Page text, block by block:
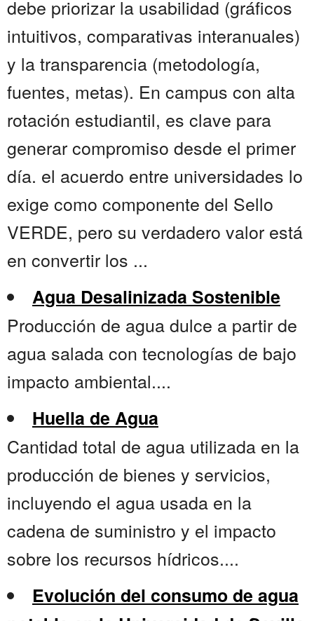
debe priorizar la usabilidad (gráficos
intuitivos, comparativas interanuales)
y la transparencia (metodología,
fuentes, metas). En campus con alta
rotación estudiantil, es clave para
generar compromiso desde el primer
día. el acuerdo entre universidades lo
exige como componente del Sello
VERDE, pero su verdadero valor está
en convertir los ...
Agua Desalinizada Sostenible
Producción de agua dulce a partir de
agua salada con tecnologías de bajo
impacto ambiental....
Huella de Agua
Cantidad total de agua utilizada en la
producción de bienes y servicios,
incluyendo el agua usada en la
cadena de suministro y el impacto
sobre los recursos hídricos....
Evolución del consumo de agua